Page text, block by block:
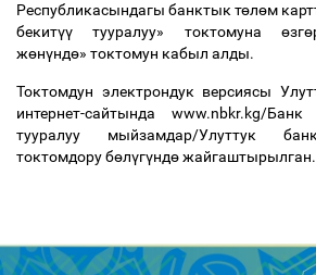
Республикасындагы банктык төлөм
бекитүү тууралуу» токтомунаөзгө
жөнүндө» токтомун кабыл алды.
Токтомдун электрондук версиясы
интернет-сайтында www.nbkr.kg/
тууралуу мыйзамдар/Улуттук
токтомдору бөлүгүндөжайгаштырылган.